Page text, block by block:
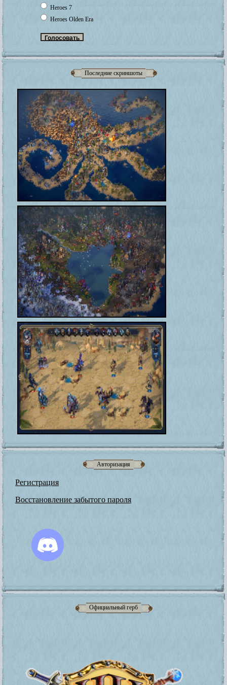
Heroes 7
Heroes Olden Era
Последние скриншоты
Авторизация
Регистрация
Восстановление забытого пароля
Официальный герб